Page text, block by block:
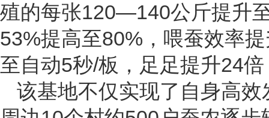
殖的每张120—140公斤提升
53%提高至80%，喂蚕效率
至自动5秒/板，足足提升24
该基地不仅实现了自身高